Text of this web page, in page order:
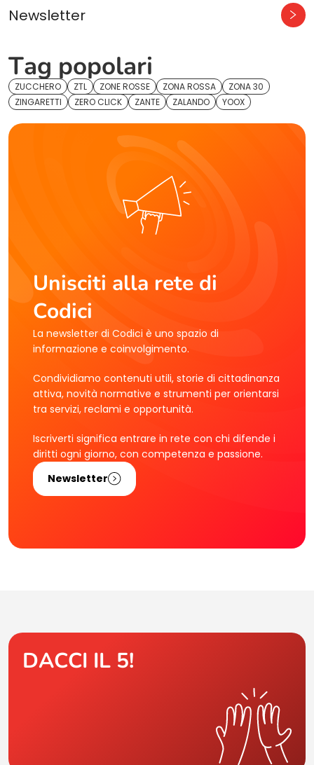
Newsletter
Tag popolari
ZUCCHERO ZTL ZONE ROSSE ZONA ROSSA
ZONA 30
ZINGARETTI
ZERO CLICK ZANTE ZALANDO YOOX
Unisciti alla rete di
Codici
La newsletter di Codici è uno spazio di
informazione e coinvolgimento.
Condividiamo contenuti utili, storie di cittadinanza
attiva, novità normative e strumenti per orientarsi
tra servizi, reclami e opportunità.
Iscriverti significa entrare in rete con chi difende i
diritti ogni giorno, con competenza e passione.
Newsletter
DACCI IL 5!